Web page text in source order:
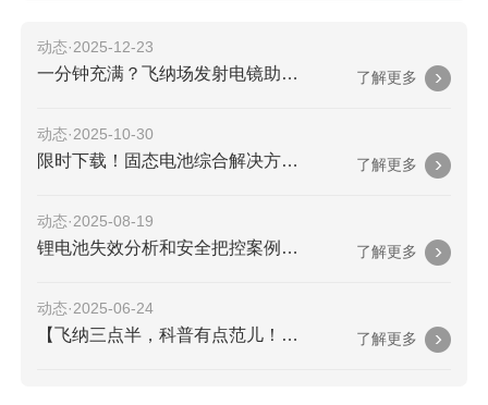
动态·2025-12-23
一分钟充满？飞纳场发射电镜助力 Nature 子刊研究，“无序”结构竟让锂电更快！ 了解更多
动态·2025-10-30
限时下载！固态电池综合解决方案白皮书重磅发布 了解更多
动态·2025-08-19
锂电池失效分析和安全把控案例分享 了解更多
动态·2025-06-24
【飞纳三点半，科普有点范儿！】第 107 期：磷酸铁锂工厂必看! 行业标准ParticleX进行金属异物管控，不用就落后啦 了解更多